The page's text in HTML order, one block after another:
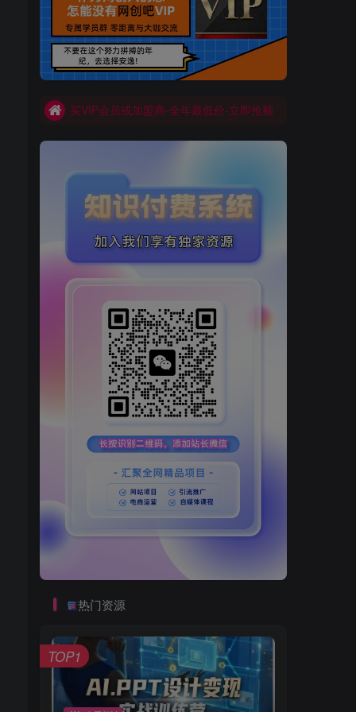
买VIP会员或加盟商-全年最低价-立即抢额
网创吧-限时优惠 别错过!
买VIP会员或加盟商-全年最低价-立即抢额
网创吧-限时优惠 别错过!
热门资源
TOP1